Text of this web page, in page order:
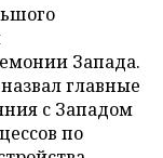
Запада.
главные
с Западом
по